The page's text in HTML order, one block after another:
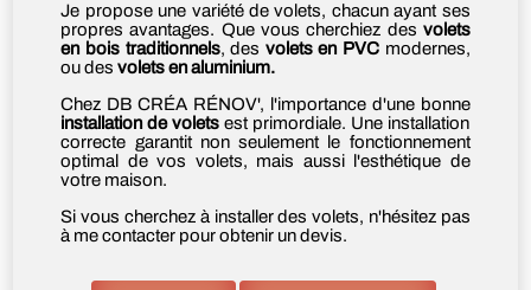
Je propose une variété de volets, chacun ayant ses
propres avantages. Que vous cherchiez des volets
en bois traditionnels, des volets en PVC modernes,
ou desvolets en aluminium.
Chez DB CRÉA RÉNOV', l'importance d'une bonne
installation de volets est primordiale. Une installation
correcte garantit non seulement le fonctionnement
optimal de vos volets, mais aussi l'esthétique de
votre maison.
Si vous cherchez à installer des volets, n'hésitez pas
à me contacter pour obtenir un devis.